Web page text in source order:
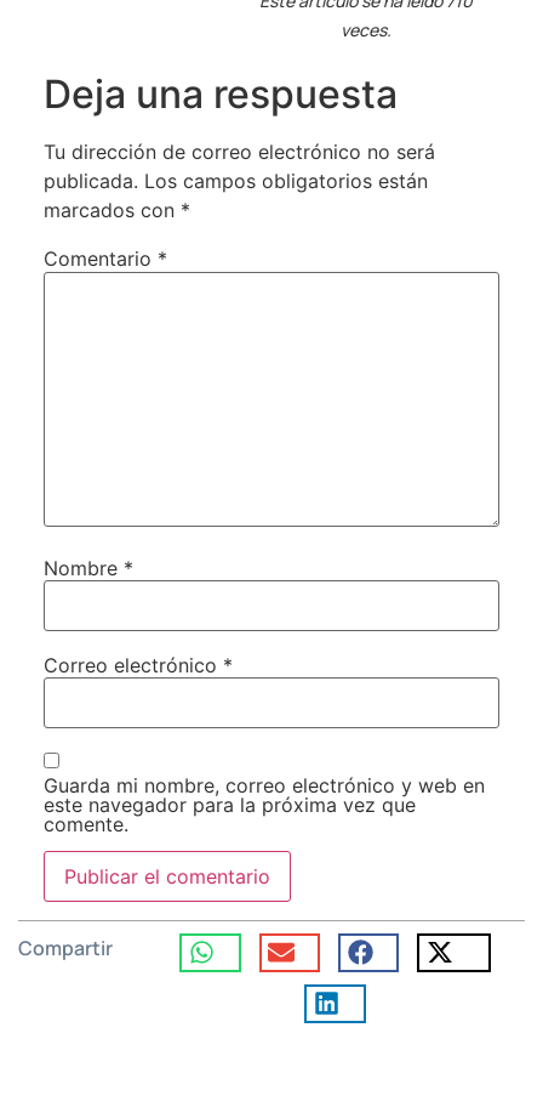
veces.
Deja una respuesta
Tu dirección de correo electrónico no será
publicada. Los campos obligatorios están
marcados con *
Comentario *
Nombre *
Correo electrónico *
Guarda mi nombre, correo electrónico y web en
este navegador para la próxima vez que
comente.
Compartir